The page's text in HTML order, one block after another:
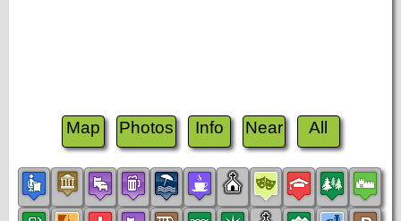
Map Photos Info Near All